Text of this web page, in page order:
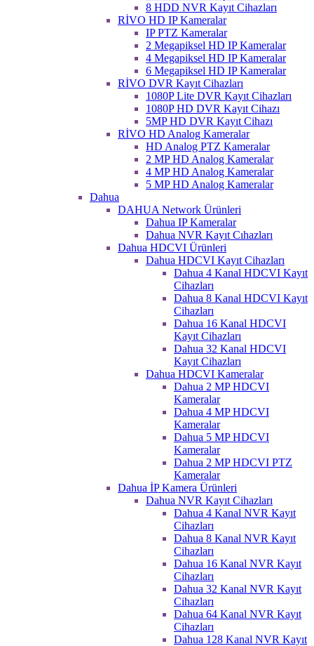
8 HDD NVR Kayıt Cihazları
RİVO HD IP Kameralar
IP PTZ Kameralar
2 Megapiksel HD IP Kameralar
4 Megapiksel HD IP Kameralar
6 Megapiksel HD IP Kameralar
RİVO DVR Kayıt Cihazları
1080P Lite DVR Kayıt Cihazları
1080P HD DVR Kayıt Cihazı
5MP HD DVR Kayıt Cihazı
RİVO HD Analog Kameralar
HD Analog PTZ Kameralar
2 MP HD Analog Kameralar
4 MP HD Analog Kameralar
5 MP HD Analog Kameralar
Dahua
DAHUA Network Ürünleri
Dahua IP Kameralar
Dahua NVR Kayıt Cıhazları
Dahua HDCVI Ürünleri
Dahua HDCVI Kayıt Cihazları
Dahua 4 Kanal HDCVI Kayıt
Cihazları
Dahua 8 Kanal HDCVI Kayıt
Cihazları
Dahua 16 Kanal HDCVI
Kayıt Cihazları
Dahua 32 Kanal HDCVI
Kayıt Cihazları
Dahua HDCVI Kameralar
Dahua 2 MP HDCVI
Kameralar
Dahua 4 MP HDCVI
Kameralar
Dahua 5 MP HDCVI
Kameralar
Dahua 2 MP HDCVI PTZ
Kameralar
Dahua İP Kamera Ürünleri
Dahua NVR Kayıt Cihazları
Dahua 4 Kanal NVR Kayıt
Cihazları
Dahua 8 Kanal NVR Kayıt
Cihazları
Dahua 16 Kanal NVR Kayıt
Cihazları
Dahua 32 Kanal NVR Kayıt
Cihazları
Dahua 64 Kanal NVR Kayıt
Cihazları
Dahua 128 Kanal NVR Kayıt